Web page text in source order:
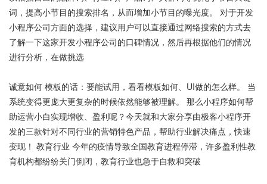
词，提高小节目的搜索排名，从而增加小节目的曝光度。 对于开发
小程序公司方面的选择，建议用户可以直接通过网络搜索的方式去
了解一下这家开发小程序公司的口碑情况，然后再根据他们的情况
进行分析，在做挑选
诚意如何 模板的话：要能试用，看看模板如何、UI做的怎么样。 当
系统变得更庞大更复杂的时候依然能够被理解。 那么小程序如何帮
助运营小白实现增收、盈利呢？今天就和大家分享由极客小程序开
发的三款针对不同行业的营销特色产品，帮助行业解决痛点，快速
变现！ 教育行业 今年的疫情导致全国教育进程停滞，许多盈利性教
育机构都纷纷关门倒闭，教育行业也急于自救和突破